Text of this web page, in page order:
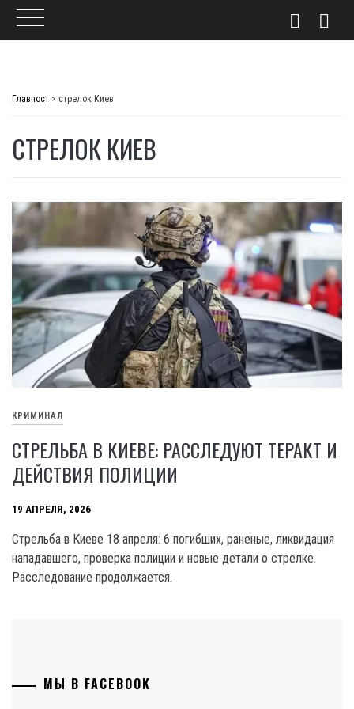
Главпост > стрелок Киев
СТРЕЛОК КИЕВ
КРИМИНАЛ
СТРЕЛЬБА В КИЕВЕ: РАССЛЕДУЮТ ТЕРАКТ И
ДЕЙСТВИЯ ПОЛИЦИИ
19 АПРЕЛЯ, 2026
Стрельба в Киеве 18 апреля: 6 погибших, раненые, ликвидация
нападавшего, проверка полиции и новые детали о стрелке.
Расследование продолжается.
МЫ В FACEBOOK